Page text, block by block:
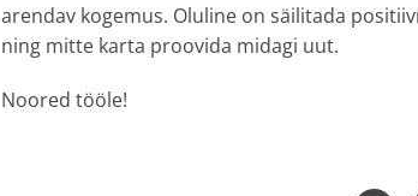
arendav kogemus. Oluline on säilitada
ning mitte karta proovida midagi uut.
Noored tööle!